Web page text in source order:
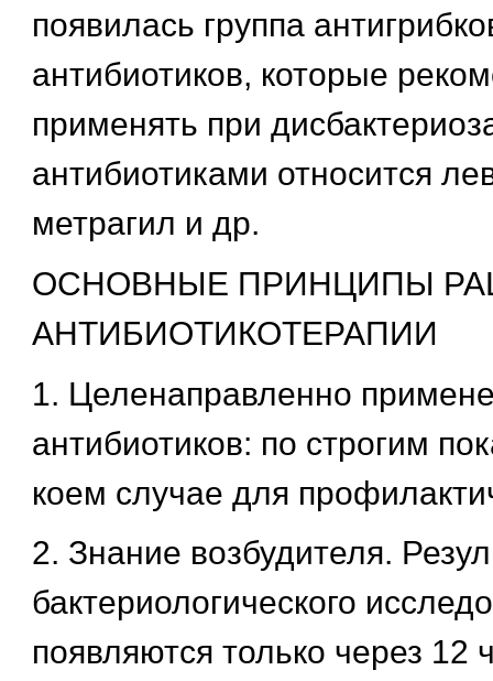
появилась группа
антибиотиков, которые
применять при
антибиотиками относится
метрагил и др.
ОСНОВНЫЕ ПРИНЦИПЫ
АНТИБИОТИКОТЕРАПИИ
1. Целенаправленно
антибиотиков: по строгим
коем случае для
2. Знание возбудителя.
бактериологического
появляются только через 12